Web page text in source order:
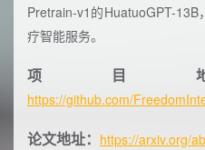
Pretrain-v1的HuatuoGPT-
疗智能服务。
项目
https://github.com/
论文地址： https://arxiv.org/